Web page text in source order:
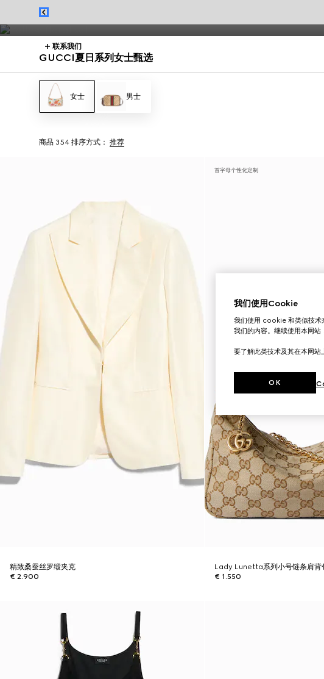
联系我们
从Jackie 1961系列到Gucci Giglio系列的夏季连衣裙与手袋，呈现Flora花卉印花之美，
GUCCI夏日系列女士甄选
女士 男士
商品 354 排序方式： 推荐
精致桑蚕丝罗缎夹克
€ 2.900
首字母个性化定制
Lady Lunetta系列小号链条肩背
€ 1.550
我们使用Cookie
我们使用 cookie 和类似技术
我们的内容。继续使用本网站
要了解此类技术及其在本网站
OK